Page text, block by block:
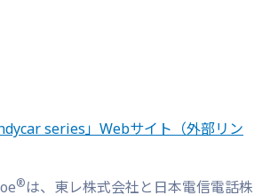
series」Webサイト （外部リン
®は、東レ株式会社と日本電信電話株